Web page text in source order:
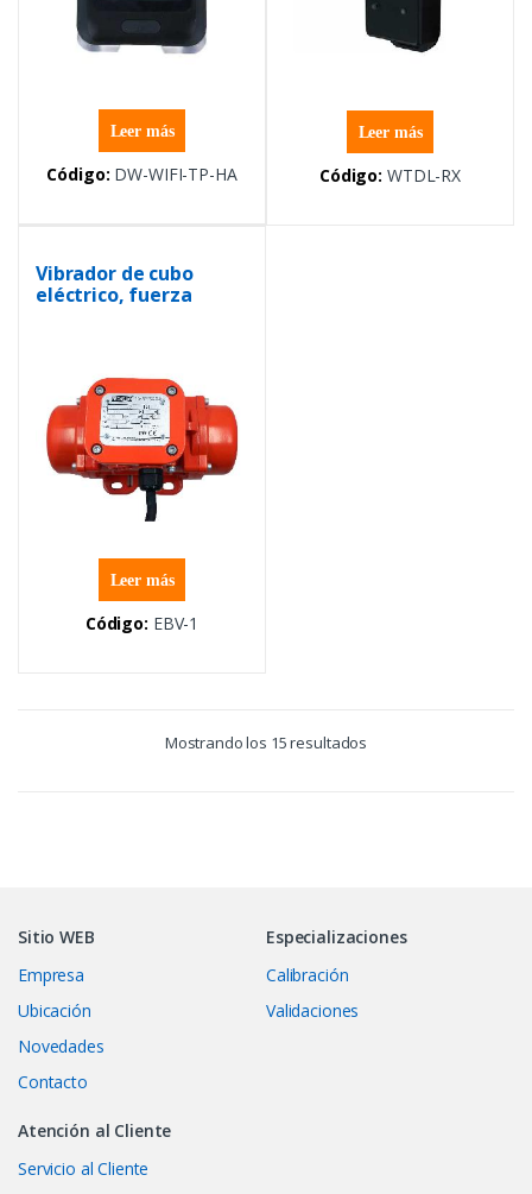
Leer más
Código: DW-WIFI-TP-HA
Leer más
Código: WTDL-RX
Vibrador de cubo
eléctrico, fuerza
Leer más
Código: EBV-1
Mostrando los 15 resultados
Sitio WEB
Empresa
Ubicación
Novedades
Contacto
Especializaciones
Calibración
Validaciones
Atención al Cliente
Servicio al Cliente